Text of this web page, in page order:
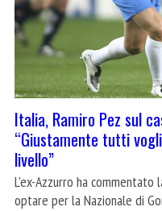
Italia, Ramiro Pez sul
“Giustamente tutti
livello”
L'ex-Azzurro ha
optare per la Nazionale di